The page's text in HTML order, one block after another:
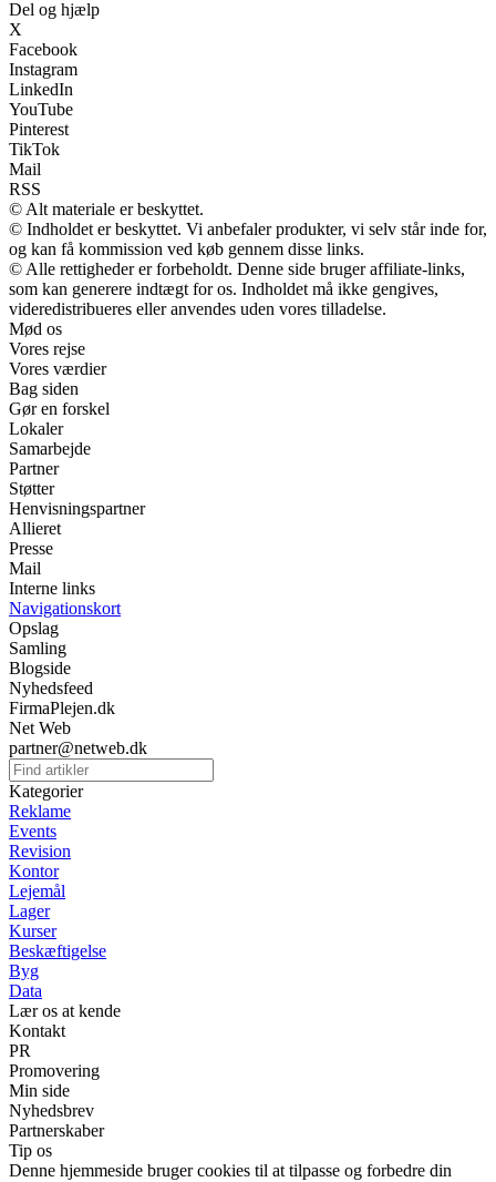
Del og hjælp
X
Facebook
Instagram
LinkedIn
YouTube
Pinterest
TikTok
Mail
RSS
© Alt materiale er beskyttet.
© Indholdet er beskyttet. Vi anbefaler produkter, vi selv står inde for,
og kan få kommission ved køb gennem disse links.
© Alle rettigheder er forbeholdt. Denne side bruger affiliate-links,
som kan generere indtægt for os. Indholdet må ikke gengives,
videredistribueres eller anvendes uden vores tilladelse.
Mød os
Vores rejse
Vores værdier
Bag siden
Gør en forskel
Lokaler
Samarbejde
Partner
Støtter
Henvisningspartner
Allieret
Presse
Mail
Interne links
Navigationskort
Opslag
Samling
Blogside
Nyhedsfeed
FirmaPlejen.dk
Net Web
partner@netweb.dk
Kategorier
Reklame
Events
Revision
Kontor
Lejemål
Lager
Kurser
Beskæftigelse
Byg
Data
Lær os at kende
Kontakt
PR
Promovering
Min side
Nyhedsbrev
Partnerskaber
Tip os
Denne hjemmeside bruger cookies til at tilpasse og forbedre din